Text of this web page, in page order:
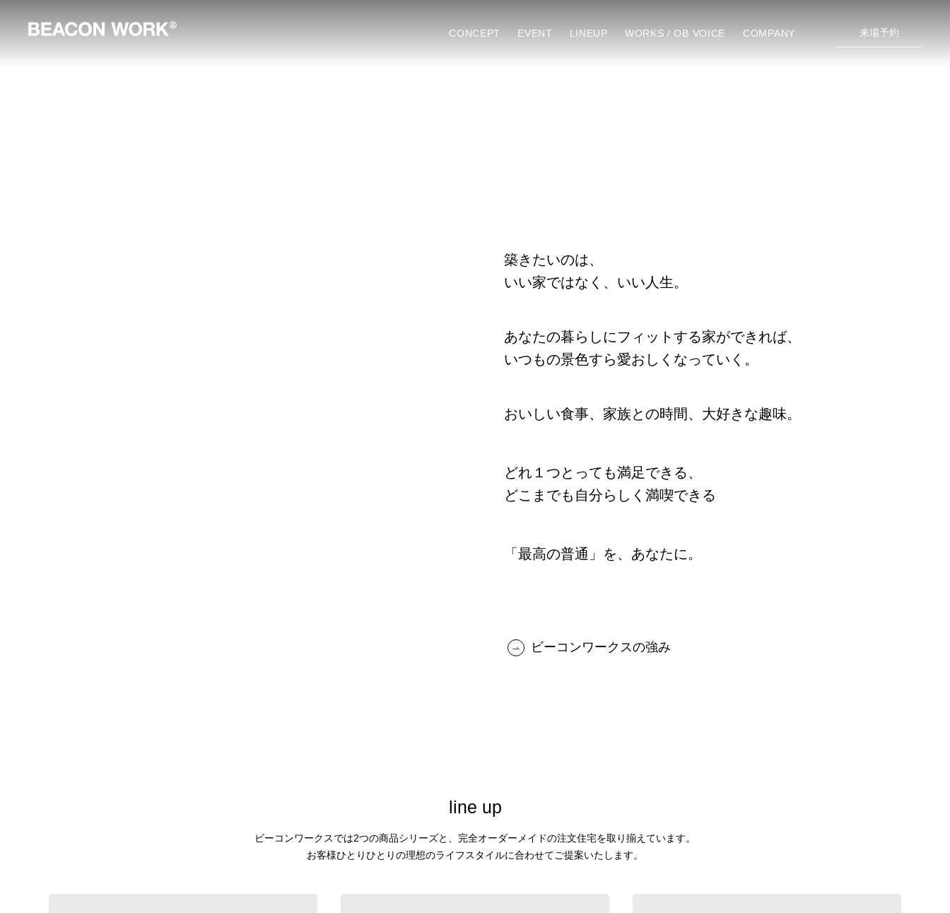
CONCEPT EVENT LINEUP WORKS / OB VOICE COMPANY 来場予約
築きたいのは、
いい家ではなく、いい人生。
あなたの暮らしにフィットする家ができれば、
いつもの景色すら愛おしくなっていく。
おいしい食事、家族との時間、大好きな趣味。
どれ１つとっても満足できる、
どこまでも自分らしく満喫できる
「最高の普通」を、あなたに。
ビーコンワークスの強み
line up
ビーコンワークスでは2つの商品シリーズと、 完全オーダーメイドの注文住宅を取り揃えています。
お客様ひとりひとりの理想のライフスタイルに合わせてご提案いたします。